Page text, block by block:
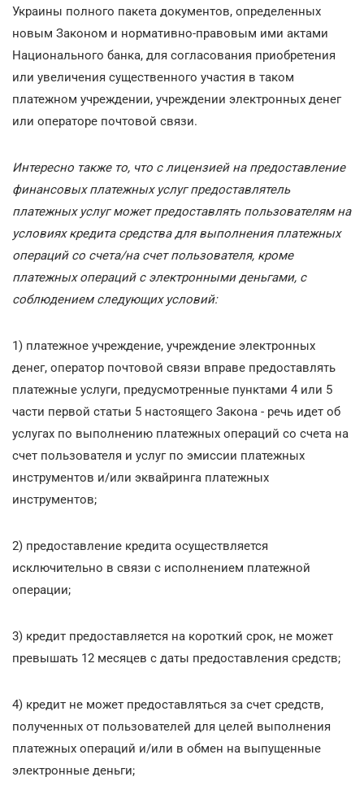
Украины полного пакета документов, определенных
новым Законом и нормативно-правовым ими актами
Национального банка, для согласования приобретения
или увеличения существенного участия в таком
платежном учреждении, учреждении электронных денег
или операторе почтовой связи.
Интересно также то, что с лицензией на предоставление
финансовых платежных услуг предоставлятель
платежных услуг может предоставлять пользователям на
условиях кредита средства для выполнения платежных
операций со счета/на счет пользователя, кроме
платежных операций с электронными деньгами, с
соблюдением следующих условий:
1) платежное учреждение, учреждение электронных
денег, оператор почтовой связи вправе предоставлять
платежные услуги, предусмотренные пунктами 4 или 5
части первой статьи 5 настоящего Закона - речь идет об
услугах по выполнению платежных операций со счета на
счет пользователя и услуг по эмиссии платежных
инструментов и/или эквайринга платежных
инструментов;
2) предоставление кредита осуществляется
исключительно в связи с исполнением платежной
операции;
3) кредит предоставляется на короткий срок, не может
превышать 12 месяцев с даты предоставления средств;
4) кредит не может предоставляться за счет средств,
полученных от пользователей для целей выполнения
платежных операций и/или в обмен на выпущенные
электронные деньги;